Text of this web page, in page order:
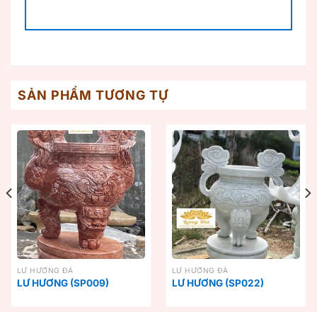
SẢN PHẨM TƯƠNG TỰ
LƯ HƯƠNG ĐÁ
LƯ HƯƠNG (SP009)
LƯ HƯƠNG ĐÁ
LƯ HƯƠNG (SP022)